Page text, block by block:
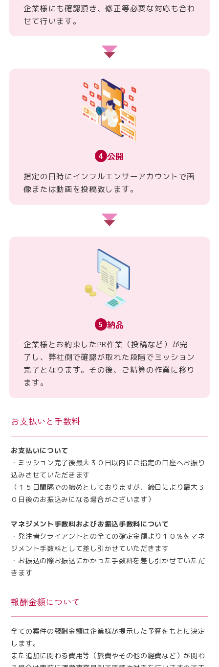
企業様にも確認頂き、修正等必要な対応も合わ
せて行います。
4 公開
指定の日時にインフルエンサーアカウントで画
像または動画を投稿致します。
5 納品
企業様とお約束したPR作業（投稿など）が完
了し、弊社側で確認が取れた段階でミッション
完了となります。その後、ご精算の作業に移り
ます。
お支払いと手数料
お支払いについて
・ミッション完了後最大３０日以内にご指定の口座へお振り
込みさせていただきます
（１５日間隔での締めとしておりますが、締日により最大３
０日後のお振込みになる場合がございます）
マネジメント手数料およびお振込手数料について
・発注者クライアントとの全ての確定金額より１０％をマネ
ジメント手数料として差し引かせていただきます
・お振込の際お振込にかかった手数料を差し引かせていただ
きます
報酬金額について
全ての案件の報酬金額は企業様が提示した予算をもとに決定
します。
また追加に関わる費用等（旅費やその他の経費など）が関わ